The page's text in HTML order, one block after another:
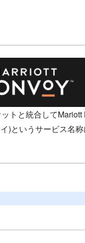
トと統合してMariott
)というサービス名